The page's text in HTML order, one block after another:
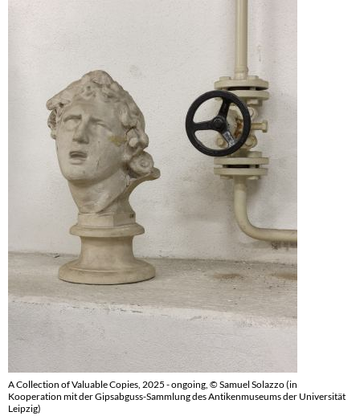
A Collection of Valuable Copies, 2025 - ongoing, © Samuel Solazzo (in
Kooperation mit der Gipsabguss-Sammlung des Antikenmuseums der Universität
Leipzig)